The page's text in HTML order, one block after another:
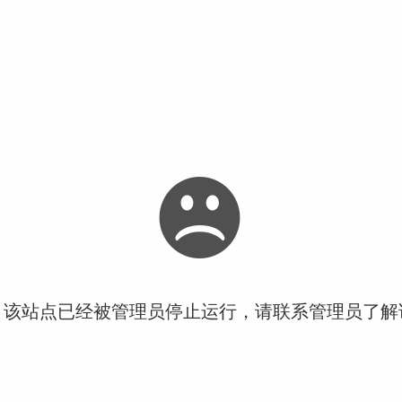
站点已经被管理员停止运行，请联系管理员了